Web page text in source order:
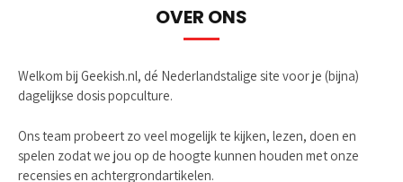
OVER ONS
Welkom bij Geekish.nl, dé Nederlandstalige site voor je (bijna)
dagelijkse dosis popculture.
Ons team probeert zo veel mogelijk te kijken, lezen, doen en
spelen zodat we jou op de hoogte kunnen houden met onze
recensies en achtergrondartikelen.